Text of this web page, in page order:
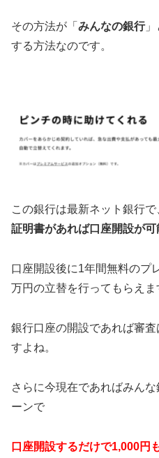
その方法が「 みんなの銀行」
する方法なのです。
この銀行は最新ネット銀行で
証明書があれば口座開設が可
口座開設後に1年間無料のプ
万円の立替を行ってもらえま
銀行口座の開設であれば審
すよね。
さらに今現在であればみん
ーンで
口座開設するだけで1,000円